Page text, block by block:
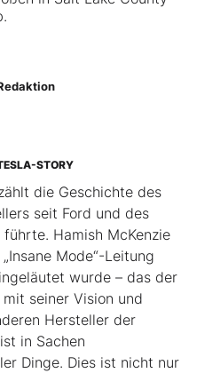
STORY
die Geschichte des
seit Ford und des
Hamish McKenzie
Mode“-Leitung
wurde – das der
seiner Vision und
Hersteller der
in Sachen
Dinge. Dies ist nicht nur